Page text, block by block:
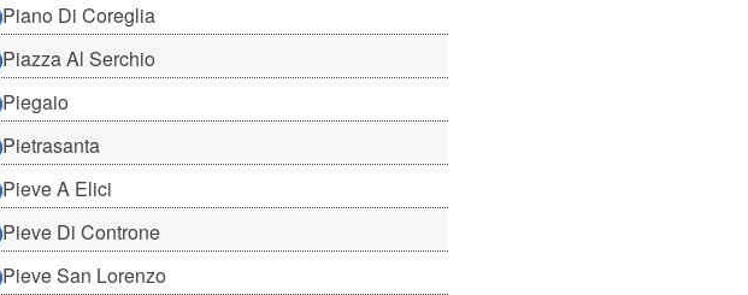
Piano Di Coreglia
Piazza Al Serchio
Piegaio
Pietrasanta
Pieve A Elici
Pieve Di Controne
Pieve San Lorenzo